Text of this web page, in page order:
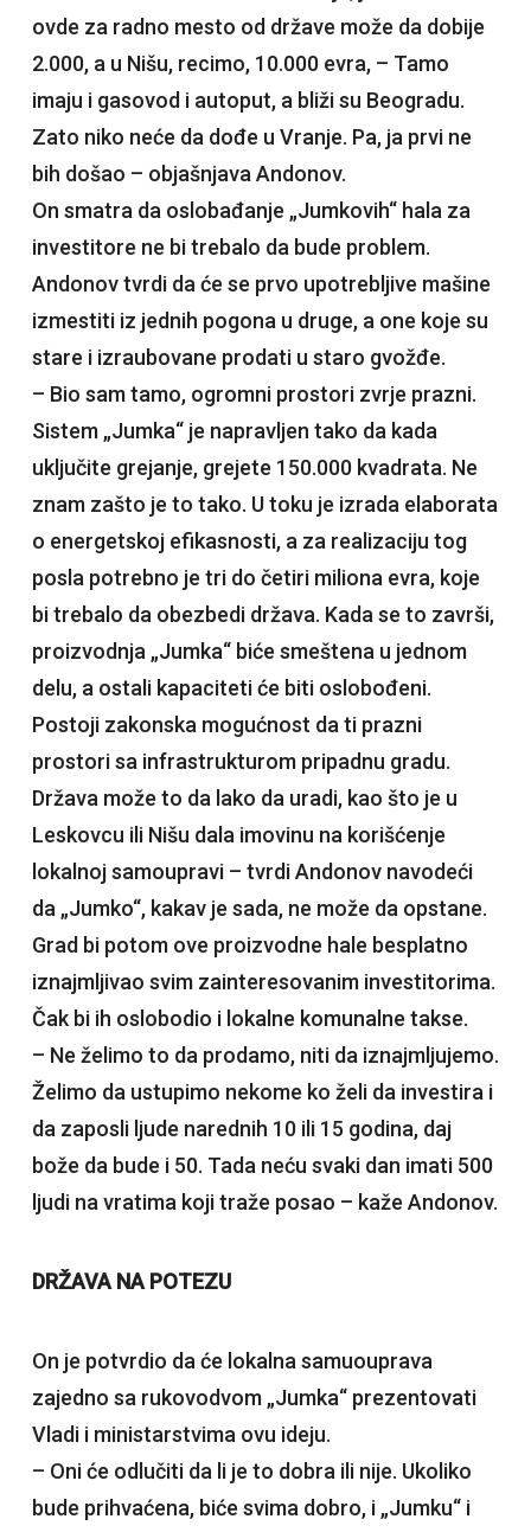
ovde za radno mesto od države može da dobije
2.000, a u Nišu, recimo, 10.000 evra, – Tamo
imaju i gasovod i autoput, a bliži su Beogradu.
Zato niko neće da dođe u Vranje. Pa, ja prvi ne
bih došao – objašnjava Andonov.
On smatra da oslobađanje „Jumkovih“ hala za
investitore ne bi trebalo da bude problem.
Andonov tvrdi da će se prvo upotrebljive mašine
izmestiti iz jednih pogona u druge, a one koje su
stare i izraubovane prodati u staro gvožđe.
– Bio sam tamo, ogromni prostori zvrje prazni.
Sistem „Jumka“ je napravljen tako da kada
uključite grejanje, grejete 150.000 kvadrata. Ne
znam zašto je to tako. U toku je izrada elaborata
o energetskoj efikasnosti, a za realizaciju tog
posla potrebno je tri do četiri miliona evra, koje
bi trebalo da obezbedi država. Kada se to završi,
proizvodnja „Jumka“ biće smeštena u jednom
delu, a ostali kapaciteti će biti oslobođeni.
Postoji zakonska mogućnost da ti prazni
prostori sa infrastrukturom pripadnu gradu.
Država može to da lako da uradi, kao što je u
Leskovcu ili Nišu dala imovinu na korišćenje
lokalnoj samoupravi – tvrdi Andonov navodeći
da „Jumko“, kakav je sada, ne može da opstane.
Grad bi potom ove proizvodne hale besplatno
iznajmljivao svim zainteresovanim investitorima.
Čak bi ih oslobodio i lokalne komunalne takse.
– Ne želimo to da prodamo, niti da iznajmljujemo.
Želimo da ustupimo nekome ko želi da investira i
da zaposli ljude narednih 10 ili 15 godina, daj
bože da bude i 50. Tada neću svaki dan imati 500
ljudi na vratima koji traže posao – kaže Andonov.
DRŽAVA NA POTEZU
On je potvrdio da će lokalna samuouprava
zajedno sa rukovodvom „Jumka“ prezentovati
Vladi i ministarstvima ovu ideju.
– Oni će odlučiti da li je to dobra ili nije. Ukoliko
bude prihvaćena, biće svima dobro, i „Jumku“ i